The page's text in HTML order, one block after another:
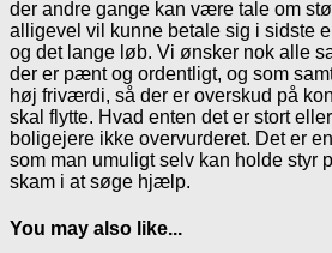
der andre gange kan være tale om
alligevel vil kunne betale sig i sidste
og det lange løb. Vi ønsker nok alle
der er pænt og ordentligt, og som
høj friværdi, så der er overskud på
skal flytte. Hvad enten det er stort
boligejere ikke overvurderet. Det er
som man umuligt selv kan holde styr
skam i at søge hjælp.
You may also like...